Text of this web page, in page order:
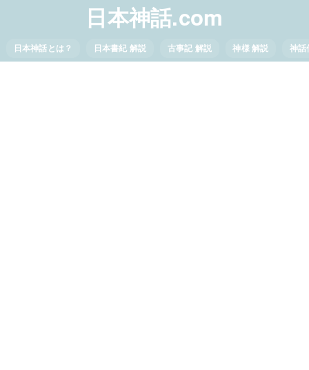
日本神話.com
日本神話とは？ 日本書紀 解説 古事記 解説 神様 解説 神話